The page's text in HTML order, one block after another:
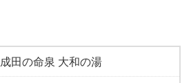
成田の命泉 大和の湯